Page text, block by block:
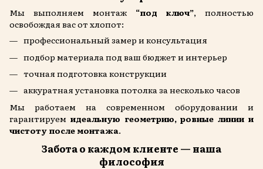
Мы выполняем монтаж “под ключ”, полностью
освобождая вас от хлопот:
профессиональный замер и консультация
подбор материала под ваш бюджет и интерьер
точная подготовка конструкции
аккуратная установка потолка за несколько часов
Мы работаем на современном оборудовании и
гарантируем идеальную геометрию, ровные линии и
чистоту после монтажа.
Забота о каждом клиенте — наша
философия